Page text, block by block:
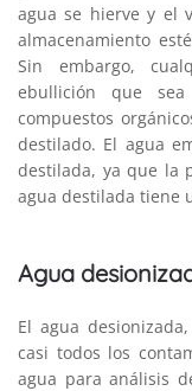
agua se hierve y el
almacenamiento
Sin embargo,
ebullición que
compuestos
destilado. El agua
destilada, ya que la
agua destilada tiene
Agua
El agua
casi todos los
agua para análisis